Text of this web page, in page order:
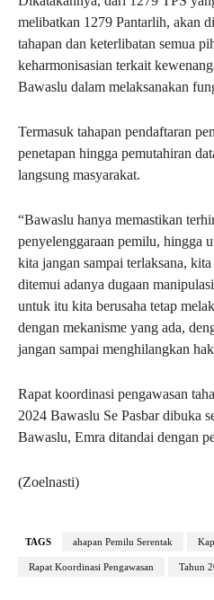
melibatkan 1279 Pantarlih, akan
tahapan dan keterlibatan semua
keharmonisasian terkait
Bawaslu dalam melaksanakan
Termasuk tahapan pendaftaran
penetapan hingga pemutahiran
langsung masyarakat.
“Bawaslu hanya memastikan
penyelenggaraan pemilu, hingga
kita jangan sampai terlaksana,
ditemui adanya dugaan
untuk itu kita berusaha tetap
dengan mekanisme yang ada,
jangan sampai menghilangkan
Rapat koordinasi pengawasan
2024 Bawaslu Se Pasbar dibuka
Bawaslu, Emra ditandai dengan
(Zoelnasti)
TAGS ahapan Pemilu Serentak
Rapat Koordinasi Pengawasan Tahun